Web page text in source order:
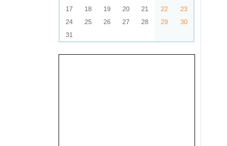
17
18 19 20 21 22
23
24
25 26 27 28 29
30
31